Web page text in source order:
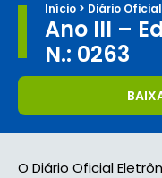
Início > Diário Oficial
Ano III –
N.: 0263
O Diário Oficial